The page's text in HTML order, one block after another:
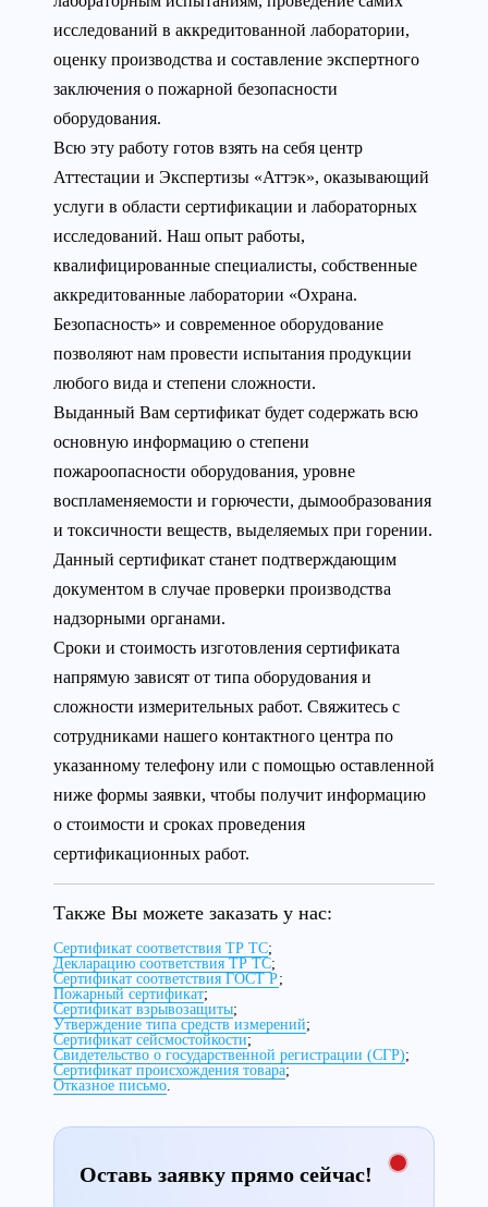
исследований в аккредитованной лаборатории,
оценку производства и составление экспертного
заключения о пожарной безопасности
оборудования.
Всю эту работу готов взять на себя центр
Аттестации и Экспертизы «Аттэк», оказывающий
услуги в области сертификации и лабораторных
исследований. Наш опыт работы,
квалифицированные специалисты, собственные
аккредитованные лаборатории «Охрана.
Безопасность» и современное оборудование
позволяют нам провести испытания продукции
любого вида и степени сложности.
Выданный Вам сертификат будет содержать всю
основную информацию о степени
пожароопасности оборудования, уровне
воспламеняемости и горючести, дымообразования
и токсичности веществ, выделяемых при горении.
Данный сертификат станет подтверждающим
документом в случае проверки производства
надзорными органами.
Сроки и стоимость изготовления сертификата
напрямую зависят от типа оборудования и
сложности измерительных работ. Свяжитесь с
сотрудниками нашего контактного центра по
указанному телефону или с помощью оставленной
ниже формы заявки, чтобы получит информацию
о стоимости и сроках проведения
сертификационных работ.
Также Вы можете заказать у нас:
Сертификат соответствия ТР ТС;
Декларацию соответствия ТР ТС;
Сертификат соответствия ГОСТ Р;
Пожарный сертификат;
Сертификат взрывозащиты;
Утверждение типа средств измерений;
Сертификат сейсмостойкости;
Свидетельство о государственной регистрации (СГР);
Сертификат происхождения товара;
Отказное письмо
Оставь заявку прямо сейчас!